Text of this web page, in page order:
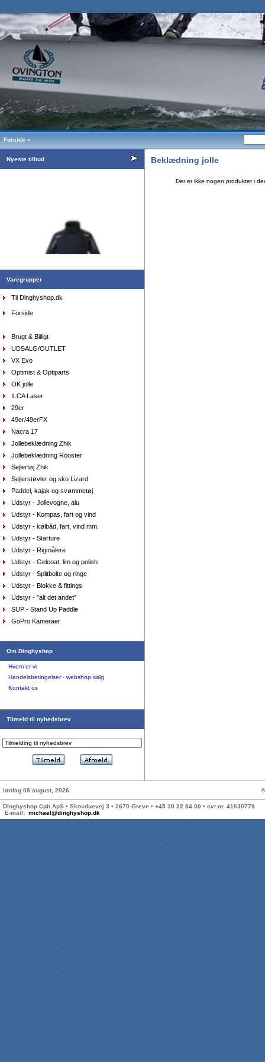
Forside »
Nyeste tilbud
Top Musto SoftShell Aqua Top Junior medium sort
Sejlersko Orca Bay Augusta, farve mørkebrun
Sejlersko Orca Bay Creek, farve saddle
DKK1.298,00
Sejlersko Orca Bay Buffalo, farve mørkebrun
DKK699,00
Shorts Musto Evolution Performance, dame sort,
DKK477,00
Varegrupper
Til Dinghyshop.dk
Forside
Brugt & Billigt
UDSALG/OUTLET
VX Evo
Optimist & Optiparts
OK jolle
ILCA Laser
29er
49er/49erFX
Nacra 17
Jollebeklædning Zhik
Jollebeklædning Rooster
Sejlertøj Zhik
Sejlerstøvler og sko Lizard
Paddel, kajak og svømmetøj
Udstyr - Jollevogne, alu
Udstyr - Kompas, fart og vind
Udstyr - kølbåd, fart, vind mm.
Udstyr - Starture
Udstyr - Rigmålere
Udstyr - Gelcoat, lim og polish
Udstyr - Splitbolte og ringe
Udstyr - Blokke & fittings
Udstyr - "alt det andet"
SUP - Stand Up Paddle
GoPro Kameraer
Om Dinghyshop
Hvem er vi
Handelsbetingelser - webshop salg
Kontakt os
Tilmeld til nyhedsbrev
Beklædning jolle
Der er ikke nogen produkter i
lørdag 08 august, 2026
Dinghyshop Cph ApS • Skovduevej 3 • 2670 Greve • +45 30 22 84 00 • cvr.nr. 41630779
E-mail: michael@dinghyshop.dk